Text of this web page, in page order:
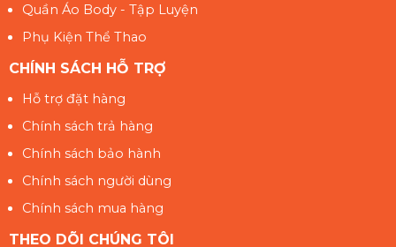
Quần Áo Body - Tập Luyện
Phụ Kiện Thể Thao
CHÍNH SÁCH HỖ TRỢ
Hỗ trợ đặt hàng
Chính sách trả hàng
Chính sách bảo hành
Chính sách người dùng
Chính sách mua hàng
THEO DÕI CHÚNG TÔI